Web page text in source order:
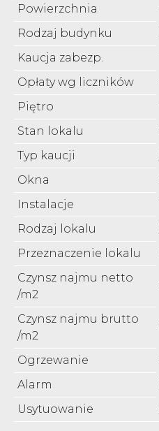
Powierzchnia
Rodzaj budynku
Kaucja zabezp.
Opłaty wg liczników
Piętro
Stan lokalu
Typ kaucji
Okna
Instalacje
Rodzaj lokalu
Przeznaczenie lokalu
Czynsz najmu netto
/m2
Czynsz najmu brutto
/m2
Ogrzewanie
Alarm
Usytuowanie